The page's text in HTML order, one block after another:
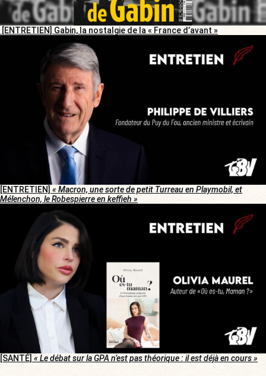
[ENTRETIEN] Gabin, la nostalgie de la « France d’avant »
[ENTRETIEN] « Macron, une sorte de petit Turreau en Playmobil, et
Mélenchon, le Robespierre en keffieh »
[SANTÉ] « Le débat sur la GPA n’est pas théorique : il est déjà en cours »